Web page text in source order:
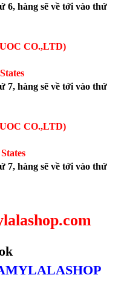
6, hàng sẽ về tới vào thứ
CO.,LTD)
7, hàng sẽ về tới vào thứ
CO.,LTD)
7, hàng sẽ về tới vào thứ